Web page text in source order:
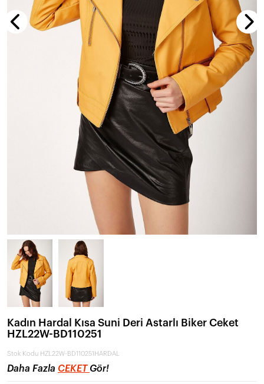
Kadın Hardal Kısa Suni Deri Astarlı Biker Ceket
HZL22W-BD110251
Stok Kodu HZL22W-BD110251HARDAL
Daha Fazla CEKET Gör!